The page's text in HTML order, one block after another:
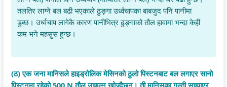
तलतिर लाग्ने बल बढी भएकाले ढुङ्गा उर्ध्वचापका बाबजुद पनि पानीमा
डुब्छ। उर्ध्वचाप लागेकै कारण पानीभित्र ढुङ्गाको तौल हावामा भन्दा केही
कम भने महसुस हुन्छ।
(ठ) एक जना मानिसले हाइड्रोलिक मेसिनको ठुलो पिस्टनबाट बल लगाएर सानो